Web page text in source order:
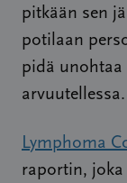
pitkään sen
potilaan
pidä unohtaa
arvuutellessa.
Lymphoma
raportin, joka